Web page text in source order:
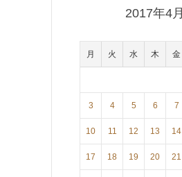
2017年4月
月 火 水 木 金
3 4 5 6 7
10 11 12 13 14
17 18 19 20 21